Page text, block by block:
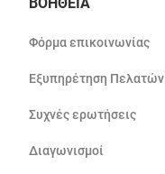
Φόρμα επικοινωνίας
Εξυπηρέτηση Πελατών
Συχνές ερωτήσεις
Διαγωνισμοί